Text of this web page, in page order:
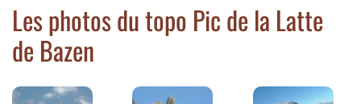
Les photos du topo Pic de la Latte
de Bazen